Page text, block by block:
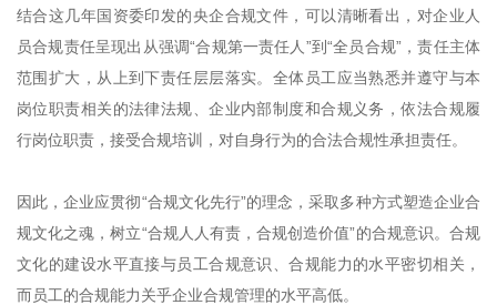
结合这几年国资委印发的央企合规文件，可以清晰看出，对企业人
员合规责任呈现出从强调“合规第一责任人”到“全员合规”，责任主体
范围扩大，从上到下责任层层落实。全体员工应当熟悉并遵守与本
岗位职责相关的法律法规、企业内部制度和合规义务，依法合规履
行岗位职责，接受合规培训，对自身行为的合法合规性承担责任。
因此，企业应贯彻“合规文化先行”的理念，采取多种方式塑造企业合
规文化之魂，树立“合规人人有责，合规创造价值”的合规意识。合规
文化的建设水平直接与员工合规意识、合规能力的水平密切相关，
而员工的合规能力关乎企业合规管理的水平高低。